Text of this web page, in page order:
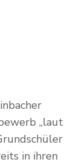
„laut
in ihren